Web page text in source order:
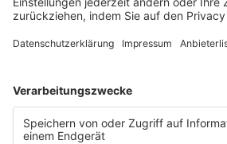
E-Mail:info@ruw.de
Web:https://www.ruw.de
AGB
Datenschutzerklärung
Genderhinweis